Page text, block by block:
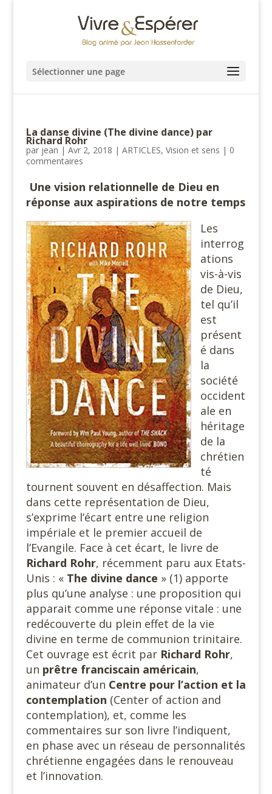
Sélectionner une page
La danse divine (The divine dance) par
Richard Rohr
par jean | Avr 2, 2018 | ARTICLES, Vision et sens | 0
commentaires
Une vision relationnelle de Dieu en
réponse aux aspirations de notre temps
Les
interrog
ations
vis-à-vis
de Dieu,
tel qu’il
est
présent
é dans
la
société
occident
ale en
héritage
de la
chrétien
té
tournent souvent en désaffection. Mais
dans cette représentation de Dieu,
s’exprime l’écart entre une religion
impériale et le premier accueil de
l’Evangile. Face à cet écart, le livre de
Richard Rohr, récemment paru aux Etats-
Unis : « The divine dance » (1) apporte
plus qu’une analyse : une proposition qui
apparait comme une réponse vitale : une
redécouverte du plein effet de la vie
divine en terme de communion trinitaire.
Cet ouvrage est écrit par Richard Rohr,
un prêtre franciscain américain,
animateur d’un Centre pour l’action et la
contemplation (Center of action and
contemplation), et, comme les
commentaires sur son livre l’indiquent,
en phase avec un réseau de personnalités
chrétienne engagées dans le renouveau
et l’innovation.